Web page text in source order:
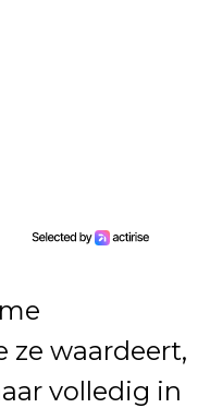
waardeert,
volledig in